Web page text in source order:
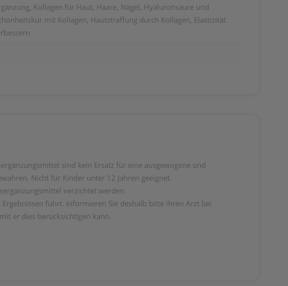
Kollagen für Haut, Haare, Nägel, Hyaluronsäure und
mit Kollagen, Hautstraffung durch Kollagen, Elastizität
sind kein Ersatz für eine ausgewogene und
Nicht für Kinder unter 12 Jahren geeignet.
verzichtet werden.
führt. Informieren Sie deshalb bitte ihren Arzt bei
er dies berücksichtigen kann.